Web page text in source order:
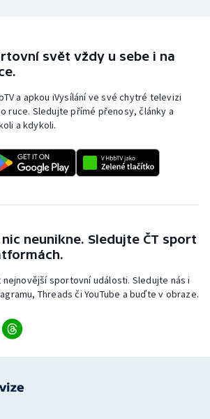
svět vždy u sebe i na
a apkou iVysílání ve své chytré televizi
ruce. Sledujte přímé přenosy, články a
a kdykoli.
neunikne. Sledujte ČT sport
sportovní události. Sledujte nás i
Threads či YouTube a buďte v obraze.